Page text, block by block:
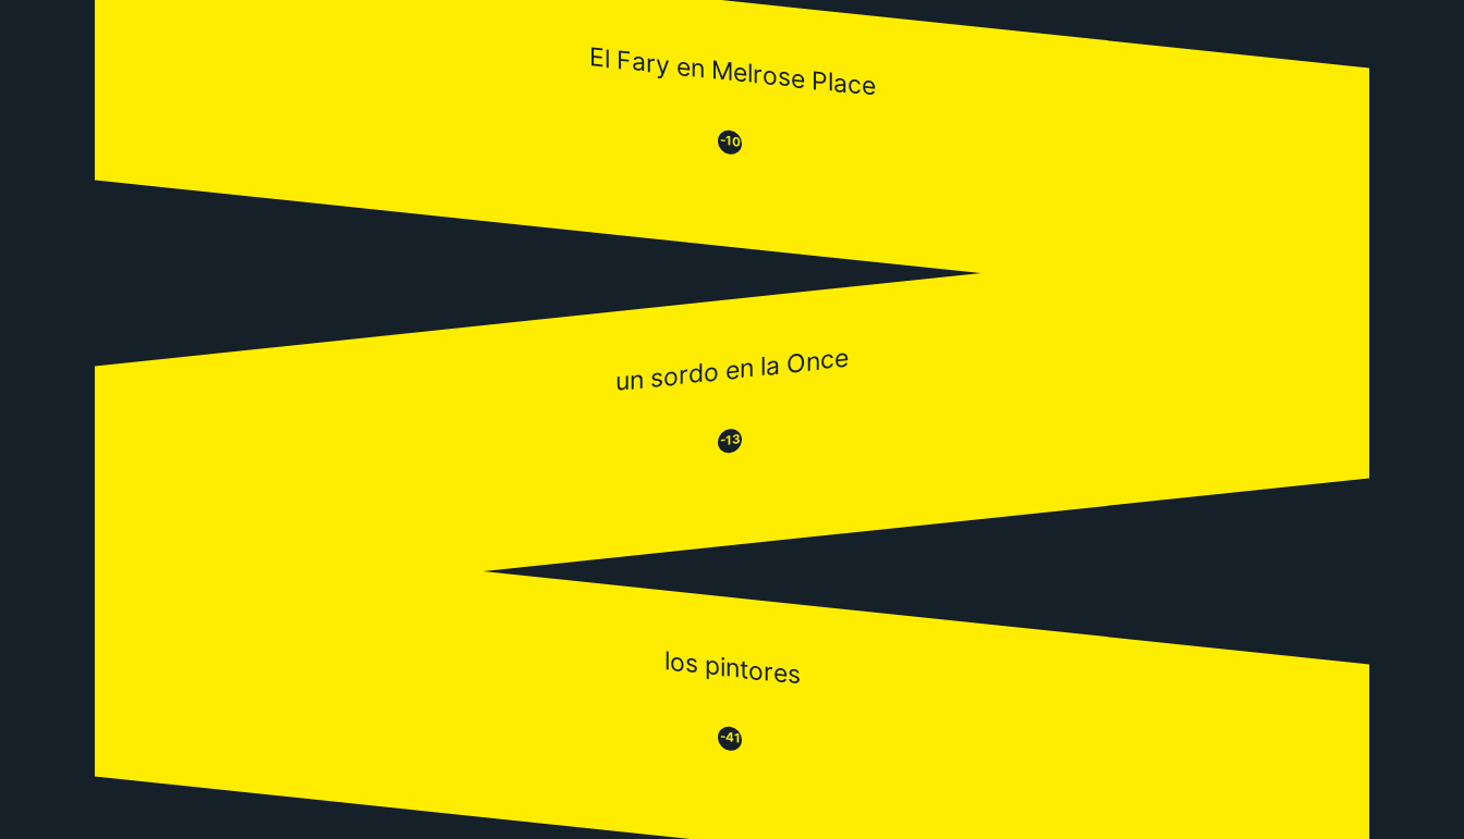
El Fary en Melrose Place
😒-10😂
un sordo en la Once
😒-13😂
los pintores
😒-41😂